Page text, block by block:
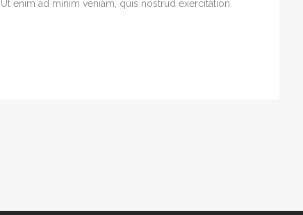
enim ad minim veniam, quis nostrud exercitation